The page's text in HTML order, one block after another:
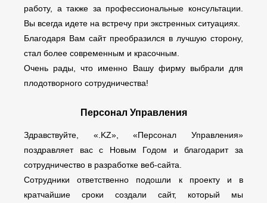
работу, а также за профессиональные консультации.
Вы всегда идете на встречу при экстренных ситуациях.
Благодаря Вам сайт преобразился в лучшую сторону,
стал более современным и красочным.
Очень рады, что именно Вашу фирму выбрали для
плодотворного сотрудничества!
Персонал Управления
Здравствуйте, «.KZ», «Персонал Управления»
поздравляет вас с Новым Годом и благодарит за
сотрудничество в разработке веб-сайта.
Сотрудники ответственно подошли к проекту и в
кратчайшие сроки создали сайт, который мы